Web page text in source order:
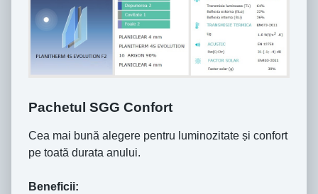
Pachetul SGG Confort
Cea mai bună alegere pentru luminozitate ṣi confort
pe toată durata anului.
Beneficii: